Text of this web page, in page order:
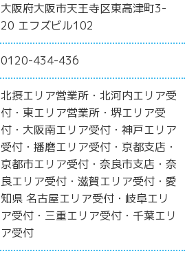
大阪府大阪市天王寺区東高津町3-
20 エフズビル102
0120-434-436
北摂エリア営業所・北河内エリア受
付・東エリア営業所・堺エリア受
付・大阪南エリア受付・神戸エリア
受付・播磨エリア受付・京都支店・
京都市エリア受付・奈良市支店・奈
良エリア受付・滋賀エリア受付・愛
知県 名古屋エリア受付・岐阜エリ
ア受付・三重エリア受付・千葉エリ
ア受付